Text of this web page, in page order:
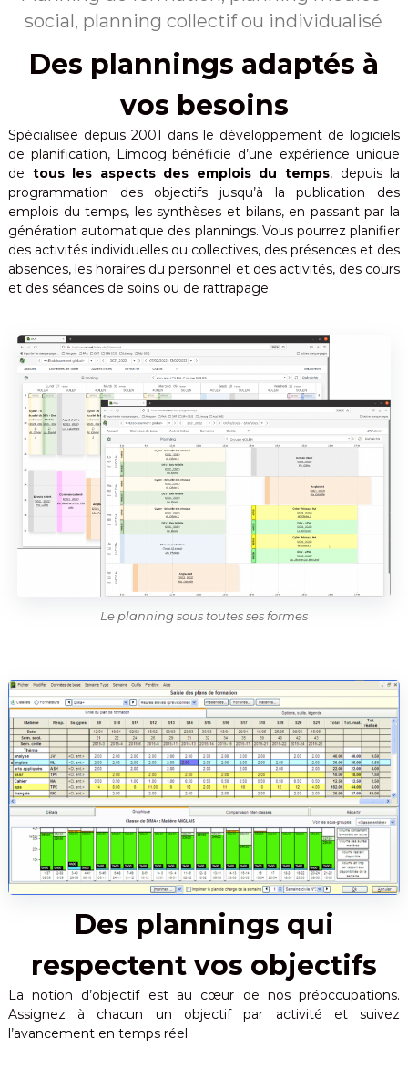
u
o
m
a
t
i
q
u
e
p
e
n
o
t
e
s
i
m
p
l
i
c
i
social, planning collectif ou individualisé
Des plannings adaptés à
vos besoins
Spécialisée depuis 2001 dans le développement de logiciels
de planification, Limoog bénéficie d’une expérience unique
de tous les aspects des emplois du temps, depuis la
programmation des objectifs jusqu’à la publication des
emplois du temps, les synthèses et bilans, en passant par la
génération automatique des plannings. Vous pourrez planifier
des activités individuelles ou collectives, des présences et des
absences, les horaires du personnel et des activités, des cours
et des séances de soins ou de rattrapage.
Le planning sous toutes ses formes
Des plannings qui
respectent vos objectifs
La notion d’objectif est au cœur de nos préoccupations.
Assignez à chacun un objectif par activité et suivez
l’avancement en temps réel.